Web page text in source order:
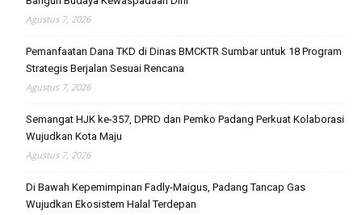
Agustus 7, 2026
Pemanfaatan Dana TKD di Dinas BMCKTR Sumbar untuk 18 Program
Strategis Berjalan Sesuai Rencana
Agustus 7, 2026
Semangat HJK ke-357, DPRD dan Pemko Padang Perkuat Kolaborasi
Wujudkan Kota Maju
Agustus 7, 2026
Di Bawah Kepemimpinan Fadly-Maigus, Padang Tancap Gas
Wujudkan Ekosistem Halal Terdepan